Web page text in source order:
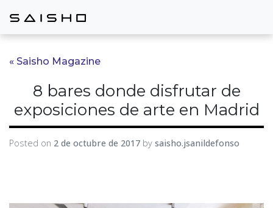
« Saisho Magazine
8 bares donde disfrutar de
exposiciones de arte en Madrid
Posted on 2 de octubre de 2017 by saisho.jsanildefonso